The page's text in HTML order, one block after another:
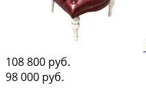
108 800 руб.
98 000 руб.